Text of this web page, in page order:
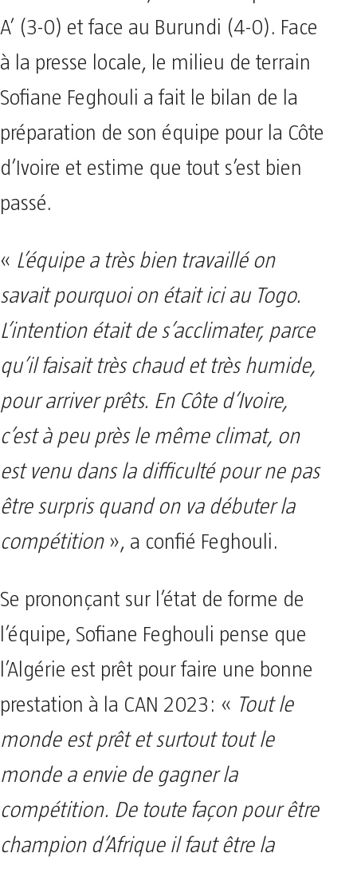
A’ (3-0) et face au Burundi (4-0). Face
à la presse locale, le milieu de terrain
Sofiane Feghouli a fait le bilan de la
préparation de son équipe pour la Côte
d’Ivoire et estime que tout s’est bien
passé.
« L’équipe a très bien travaillé on
savait pourquoi on était ici au Togo.
L’intention était de s’acclimater, parce
qu’il faisait très chaud et très humide,
pour arriver prêts. En Côte d’Ivoire,
c’est à peu près le même climat, on
est venu dans la difficulté pour ne pas
être surpris quand on va débuter la
compétition », a confié Feghouli.
Se prononçant sur l’état de forme de
l’équipe, Sofiane Feghouli pense que
l’Algérie est prêt pour faire une bonne
prestation à la CAN 2023: « Tout le
monde est prêt et surtout tout le
monde a envie de gagner la
compétition. De toute façon pour être
champion d’Afrique il faut être la